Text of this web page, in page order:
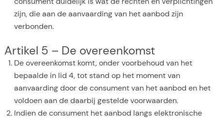
zijn, die aan de aanvaarding van het aanbod zijn
verbonden.
Artikel 5 – De overeenkomst
De overeenkomst komt, onder voorbehoud van het
bepaalde in lid 4, tot stand op het moment van
aanvaarding door de consument van het aanbod en het
voldoen aan de daarbij gestelde voorwaarden.
Indien de consument het aanbod langs elektronische